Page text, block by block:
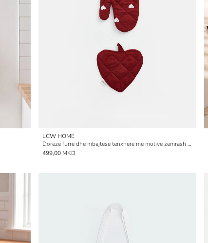
LCW HOME
Dorezë furre dhe mbajtëse tenxhere me motive zemrash për gra
499,00 MKD